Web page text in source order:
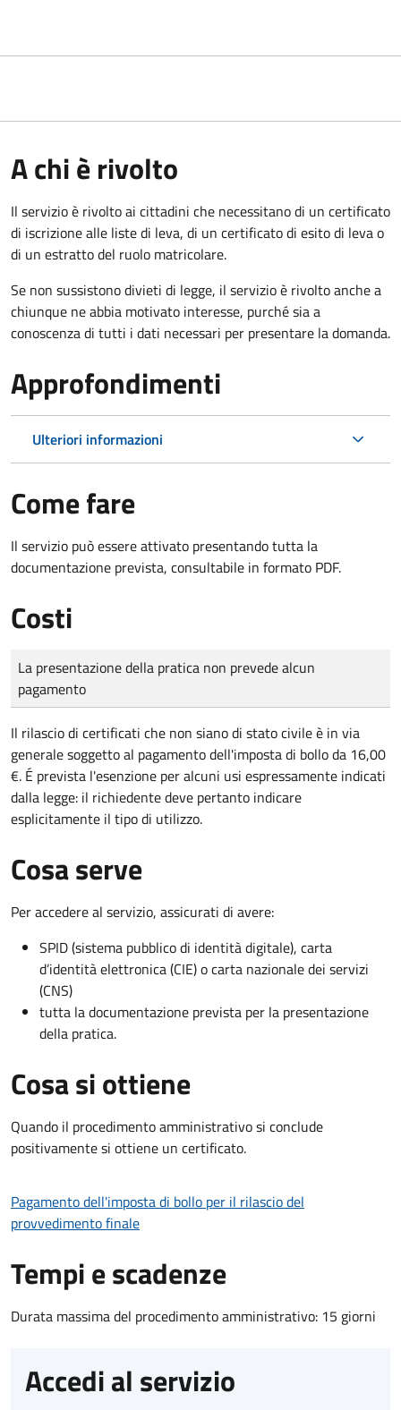
A chi è rivolto
Il servizio è rivolto ai cittadini che necessitano di un certificato
di iscrizione alle liste di leva, di un certificato di esito di leva o
di un estratto del ruolo matricolare.
Se non sussistono divieti di legge, il servizio è rivolto anche a
chiunque ne abbia motivato interesse, purché sia a
conoscenza di tutti i dati necessari per presentare la domanda.
Approfondimenti
Ulteriori informazioni
Come fare
Il servizio può essere attivato presentando tutta la
documentazione prevista, consultabile in formato PDF.
Costi
Tipo di pagamento
Importo
La presentazione della pratica non prevede alcun
pagamento
Il rilascio di certificati che non siano di stato civile è in via
generale soggetto al pagamento dell'imposta di bollo da 16,00
€. É prevista l'esenzione per alcuni usi espressamente indicati
dalla legge: il richiedente deve pertanto indicare
esplicitamente il tipo di utilizzo.
Cosa serve
Per accedere al servizio, assicurati di avere:
SPID (sistema pubblico di identità digitale), carta
d’identità elettronica (CIE) o carta nazionale dei servizi
(CNS)
tutta la documentazione prevista per la presentazione
della pratica.
Cosa si ottiene
Quando il procedimento amministrativo si conclude
positivamente si ottiene un certificato.
Pagamento dell'imposta di bollo per il rilascio del
provvedimento finale
Tempi e scadenze
Durata massima del procedimento amministrativo: 15 giorni
Accedi al servizio